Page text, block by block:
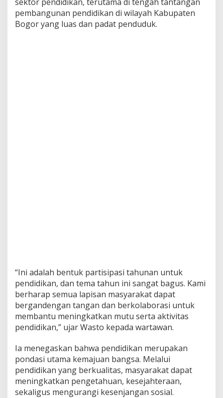
pembangunan pendidikan di wilayah Kabupaten
Bogor yang luas dan padat penduduk.
“Ini adalah bentuk partisipasi tahunan untuk
pendidikan, dan tema tahun ini sangat bagus. Kami
berharap semua lapisan masyarakat dapat
bergandengan tangan dan berkolaborasi untuk
membantu meningkatkan mutu serta aktivitas
pendidikan,” ujar Wasto kepada wartawan.
Ia menegaskan bahwa pendidikan merupakan
pondasi utama kemajuan bangsa. Melalui
pendidikan yang berkualitas, masyarakat dapat
meningkatkan pengetahuan, kesejahteraan,
sekaligus mengurangi kesenjangan sosial.